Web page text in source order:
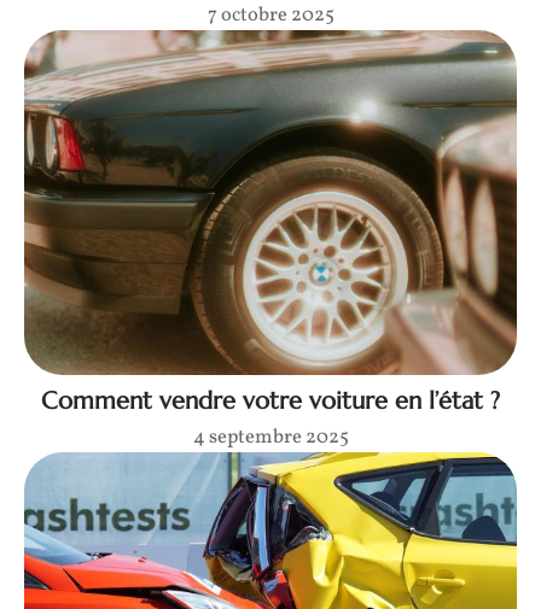
7 octobre 2025
Comment vendre votre voiture en l’état ?
4 septembre 2025